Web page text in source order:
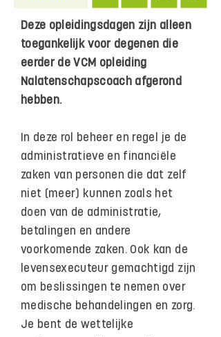
Deze opleidingsdagen zijn alleen
toegankelijk voor degenen die
eerder de VCM opleiding
Nalatenschapscoach afgerond
hebben.
In deze rol beheer en regel je de
administratieve en financiële
zaken van personen die dat zelf
niet (meer) kunnen zoals het
doen van de administratie,
betalingen en andere
voorkomende zaken. Ook kan de
levensexecuteur gemachtigd zijn
om beslissingen te nemen over
medische behandelingen en zorg.
Je bent de wettelijke